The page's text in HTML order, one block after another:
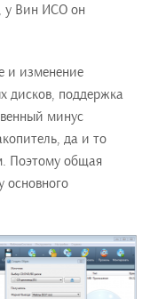
у Вин ИСО он
и изменение
дисков, поддержка
минус
да и то
Поэтому общая
основного